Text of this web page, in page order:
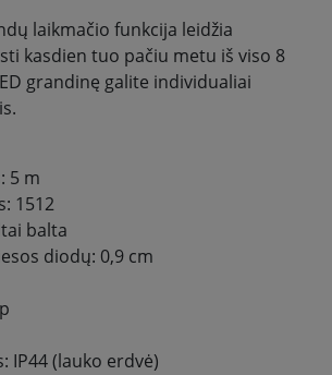
laikmačio funkcija leidžia
kasdien tuo pačiu metu iš viso 8
grandinę galite individualiai
5 m
1512
balta
diodų: 0,9 cm
IP44 (lauko erdvė)